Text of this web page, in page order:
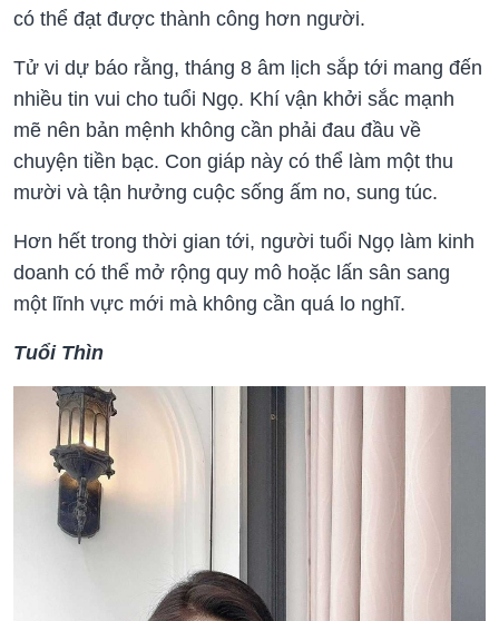
có thể đạt được thành công hơn người.
Tử vi dự báo rằng, tháng 8 âm lịch sắp tới mang đến
nhiều tin vui cho tuổi Ngọ. Khí vận khởi sắc mạnh
mẽ nên bản mệnh không cần phải đau đầu về
chuyện tiền bạc. Con giáp này có thể làm một thu
mười và tận hưởng cuộc sống ấm no, sung túc.
Hơn hết trong thời gian tới, người tuổi Ngọ làm kinh
doanh có thể mở rộng quy mô hoặc lấn sân sang
một lĩnh vực mới mà không cần quá lo nghĩ.
Tuổi Thìn